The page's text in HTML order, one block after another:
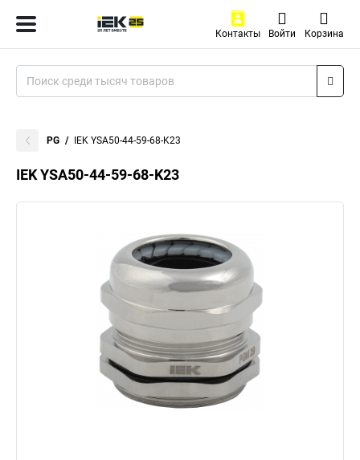
Контакты Войти Корзина
PG IEK YSA50-44-59-68-K23
IEK YSA50-44-59-68-K23